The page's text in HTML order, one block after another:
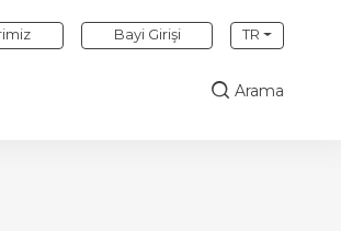
Bayi Girişi TR
Arama